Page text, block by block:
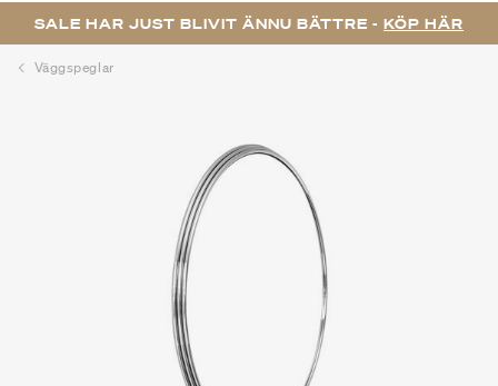
SALE HAR JUST BLIVIT ÄNNU BÄTTRE - KÖP HÄR
Väggspeglar